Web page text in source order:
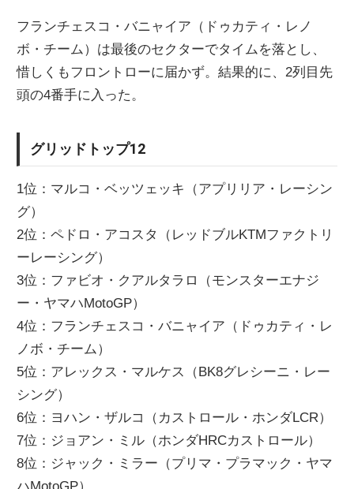
フランチェスコ・バニャイア（ドゥカティ・レノ
ボ・チーム）は最後のセクターでタイムを落とし、
惜しくもフロントローに届かず。結果的に、2列目先
頭の4番手に入った。
グリッドトップ12
1位：マルコ・ベッツェッキ（アプリリア・レーシン
グ）
2位：ペドロ・アコスタ（レッドブルKTMファクトリ
ーレーシング）
3位：ファビオ・クアルタラロ（モンスターエナジ
ー・ヤマハMotoGP）
4位：フランチェスコ・バニャイア（ドゥカティ・レ
ノボ・チーム）
5位：アレックス・マルケス（BK8グレシーニ・レー
シング）
6位：ヨハン・ザルコ（カストロール・ホンダLCR）
7位：ジョアン・ミル（ホンダHRCカストロール）
8位：ジャック・ミラー（プリマ・プラマック・ヤマ